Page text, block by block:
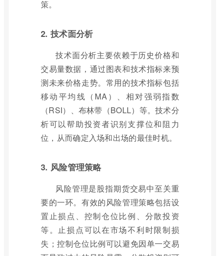
策。
2. 技术面分析
技术面分析主要依赖于历史价格和
交易量数据，通过图表和技术指标来预
测未来价格走势。常用的技术指标包括
移动平均线（MA）、相对强弱指数
（RSI）、布林带（BOLL）等。技术分
析可以帮助投资者识别支撑位和阻力
位，从而确定入场和出场的最佳时机。
3. 风险管理策略
风险管理是股指期货交易中至关重
要的一环。有效的风险管理策略包括设
置止损点、控制仓位比例、分散投资
等。止损点可以在市场不利时限制损
失；控制仓位比例可以避免因单一交易